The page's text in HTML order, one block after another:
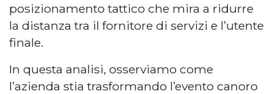
posizionamento tattico che mira a ridurre
la distanza tra il fornitore di servizi e l’utente
finale.
In questa analisi, osserviamo come
l’azienda stia trasformando l’evento canoro